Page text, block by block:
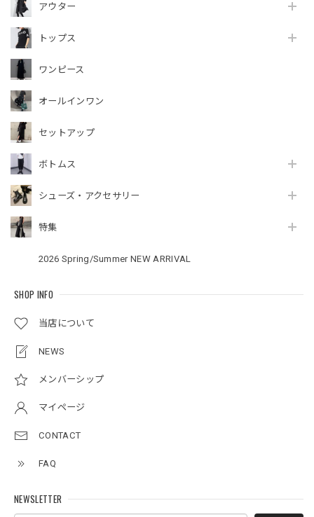
アウター
トップス
ワンピース
オールインワン
セットアップ
ボトムス
シューズ・アクセサリー
特集
2026 Spring/Summer NEW ARRIVAL
SHOP INFO
当店について
NEWS
メンバーシップ
マイページ
CONTACT
FAQ
NEWSLETTER